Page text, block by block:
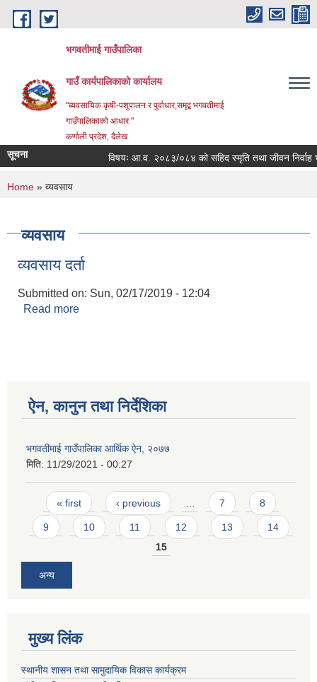
Skip to main content
भगवतीमाई गाउँपालिका
गाउँ कार्यपालिकाको कार्यालय
"ब्यवसायिक कृषी-पशुपालन र पुर्वाधार,समृद्ब भगवतीमाई
गाउँपालिकाको आधार "
कर्णाली प्रदेश, दैलेख
सूचना विषयः आ.व. २०८३/०८४ को सहिद स्मृति तथा जीवन निर्वाह
You are here
Home » व्यवसाय
व्यवसाय
व्यवसाय दर्ता
Submitted on: Sun, 02/17/2019 - 12:04
Read more
ऐन, कानुन तथा निर्देशिका
भगवतीमाई गाउँपालिका आर्थिक ऐन, २०७७
मिति: 11/29/2021 - 00:27
Pages
« first ‹ previous 7 8
9 10 11 12 13
14
15
अन्य
मुख्य लिंक
स्थानीय शासन तथा सामुदायिक विकास कार्यक्रम